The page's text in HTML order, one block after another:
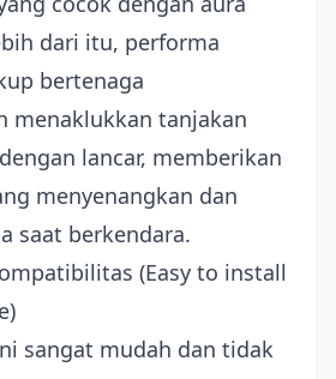
dari itu, performa
bertenaga
menaklukkan tanjakan
lancar, memberikan
menyenangkan dan
saat berkendara.
(Easy to install
sangat mudah dan tidak